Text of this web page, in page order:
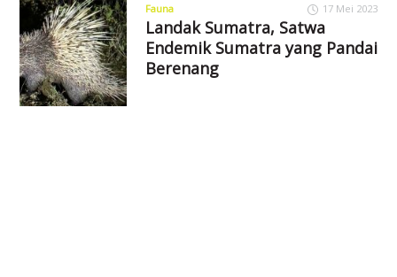
Fauna 17 Mei 2023
Landak Sumatra, Satwa
Endemik Sumatra yang Pandai
Berenang